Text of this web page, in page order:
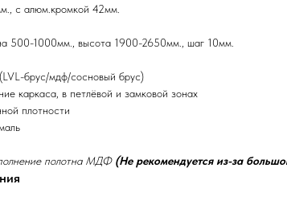
с алюм.кромкой 42мм.
500-1000мм., высота 1900-2650мм., шаг 10мм.
брус/мдф/сосновый брус)
каркаса, в петлёвой и замковой зонах
плотности
полотна МДФ (Не рекомендуется из-за